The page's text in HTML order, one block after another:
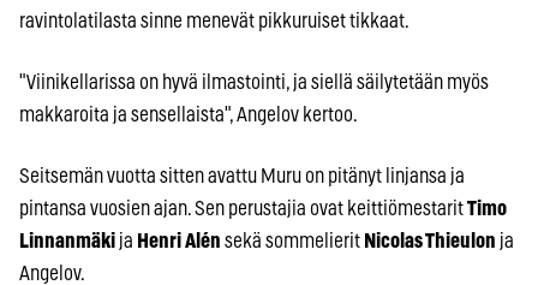
ravintolatilasta sinne menevät pikkuruiset tikkaat.
"Viinikellarissa on hyvä ilmastointi, ja siellä säilytetään myös
makkaroita ja sensellaista", Angelov kertoo.
Seitsemän vuotta sitten avattu Muru on pitänyt linjansa ja
pintansa vuosien ajan. Sen perustajia ovat keittiömestaritTimo
Linnanmäki ja Henri Alén sekä sommelierit Nicolas Thieulon ja
Angelov.